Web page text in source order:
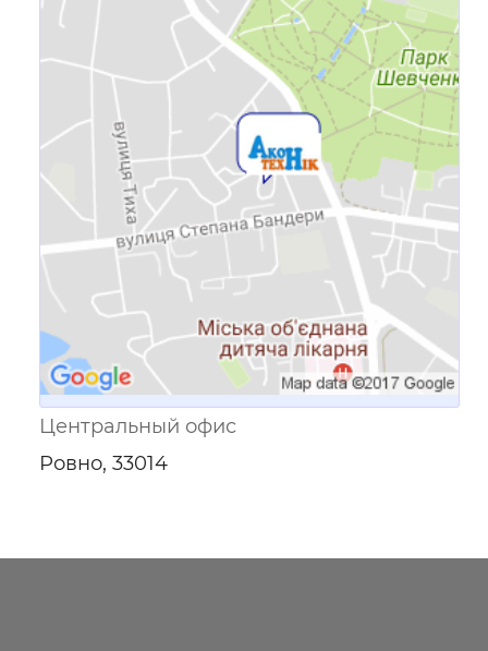
Ссылка для мобильных устройств
Центральный офис
Ровно, 33014